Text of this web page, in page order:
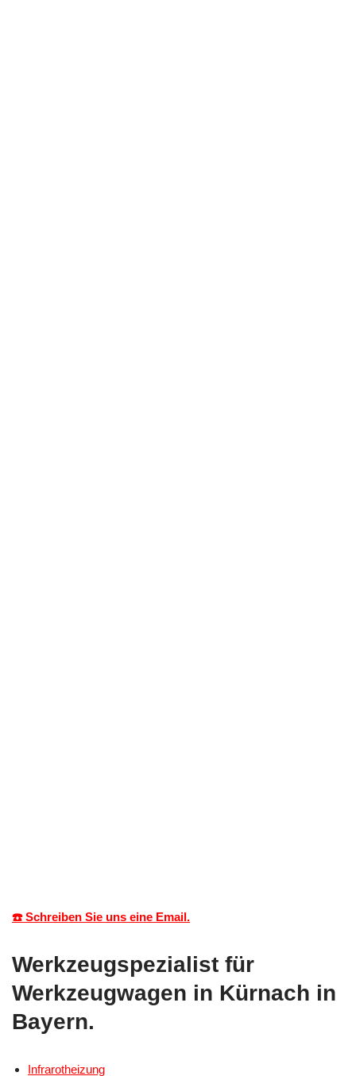
☎️ Schreiben Sie uns eine Email.
Werkzeugspezialist für
Werkzeugwagen in Kürnach in
Bayern.
Infrarotheizung